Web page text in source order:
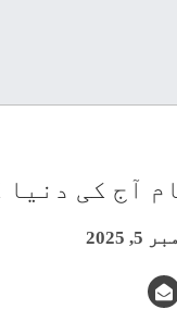
آج کی
2025